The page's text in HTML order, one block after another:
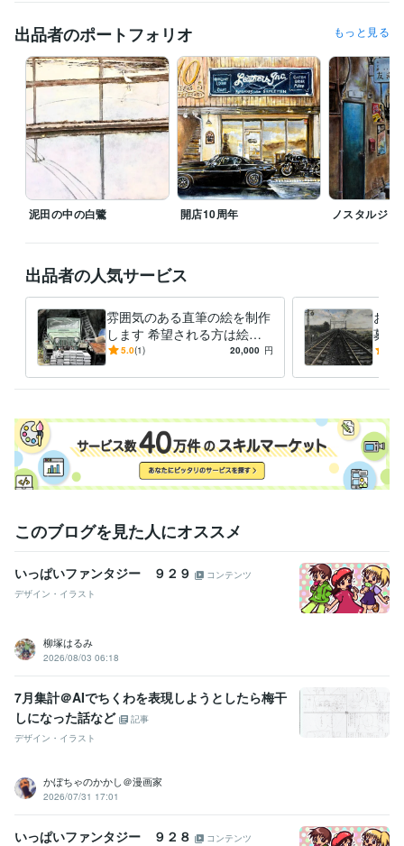
ライフスタイル・その他 / 講師・インストラクター 経験年数 : 2年
職歴
YAMANE art club 2022年5月 ~ 現在
株式会社スクロール 1994年3月 ~ 2012年2月
受賞歴
第40回一陽展　一陽賞 第37回一陽展　奨励賞 第38回一陽展　奨励
賞 第3回　八戸市美術報奨
得意分野
イラスト作成・漫画制作 色鉛筆画 油絵
絵画
学歴
出品者のポートフォリオ もっと見る
泥田の中の白鷺 開店10周年 ノスタルジッ
出品者の人気サービス
雰囲気のある直筆の絵を制作
します 希望される方は絵を
発送いたします。(送料別)
5.0(1) 20,000 円
お好
募展
みの
このブログを見た人にオススメ
いっぱいファンタジー ９２９
コンテンツ
デザイン・イラスト
柳塚はるみ
2026/08/03 06:18
7月集計＠AIでちくわを表現しようとしたら梅干
しになった話など
記事
デザイン・イラスト
かぼちゃのかかし＠漫画家
2026/07/31 17:01
いっぱいファンタジー ９２８
コンテンツ